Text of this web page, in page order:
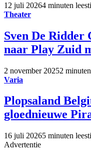
12 juli 20264 minuten
Theater
Sven De Ridder
naar Play Zuid
2 november 20252
Varia
Plopsaland
gloednieuwe
16 juli 20265 minuten
Advertentie